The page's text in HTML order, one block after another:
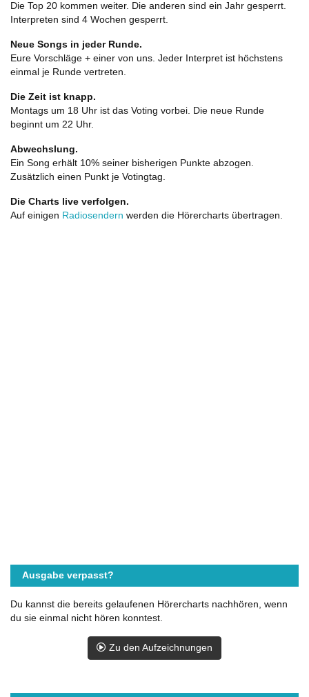
Die Top 20 kommen weiter. Die anderen sind ein Jahr gesperrt.
Interpreten sind 4 Wochen gesperrt.
Neue Songs in jeder Runde.
Eure Vorschläge + einer von uns. Jeder Interpret ist höchstens
einmal je Runde vertreten.
Die Zeit ist knapp.
Montags um 18 Uhr ist das Voting vorbei. Die neue Runde
beginnt um 22 Uhr.
Abwechslung.
Ein Song erhält 10% seiner bisherigen Punkte abzogen.
Zusätzlich einen Punkt je Votingtag.
Die Charts live verfolgen.
Auf einigen Radiosendern werden die Hörercharts übertragen.
Ausgabe verpasst?
Du kannst die bereits gelaufenen Hörercharts nachhören, wenn
du sie einmal nicht hören konntest.
Zu den Aufzeichnungen